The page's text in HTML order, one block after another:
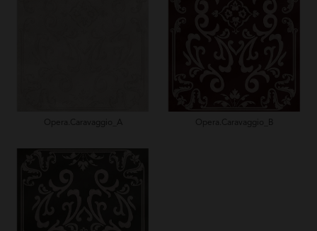
Opera.Caravaggio_A Opera.Caravaggio_B